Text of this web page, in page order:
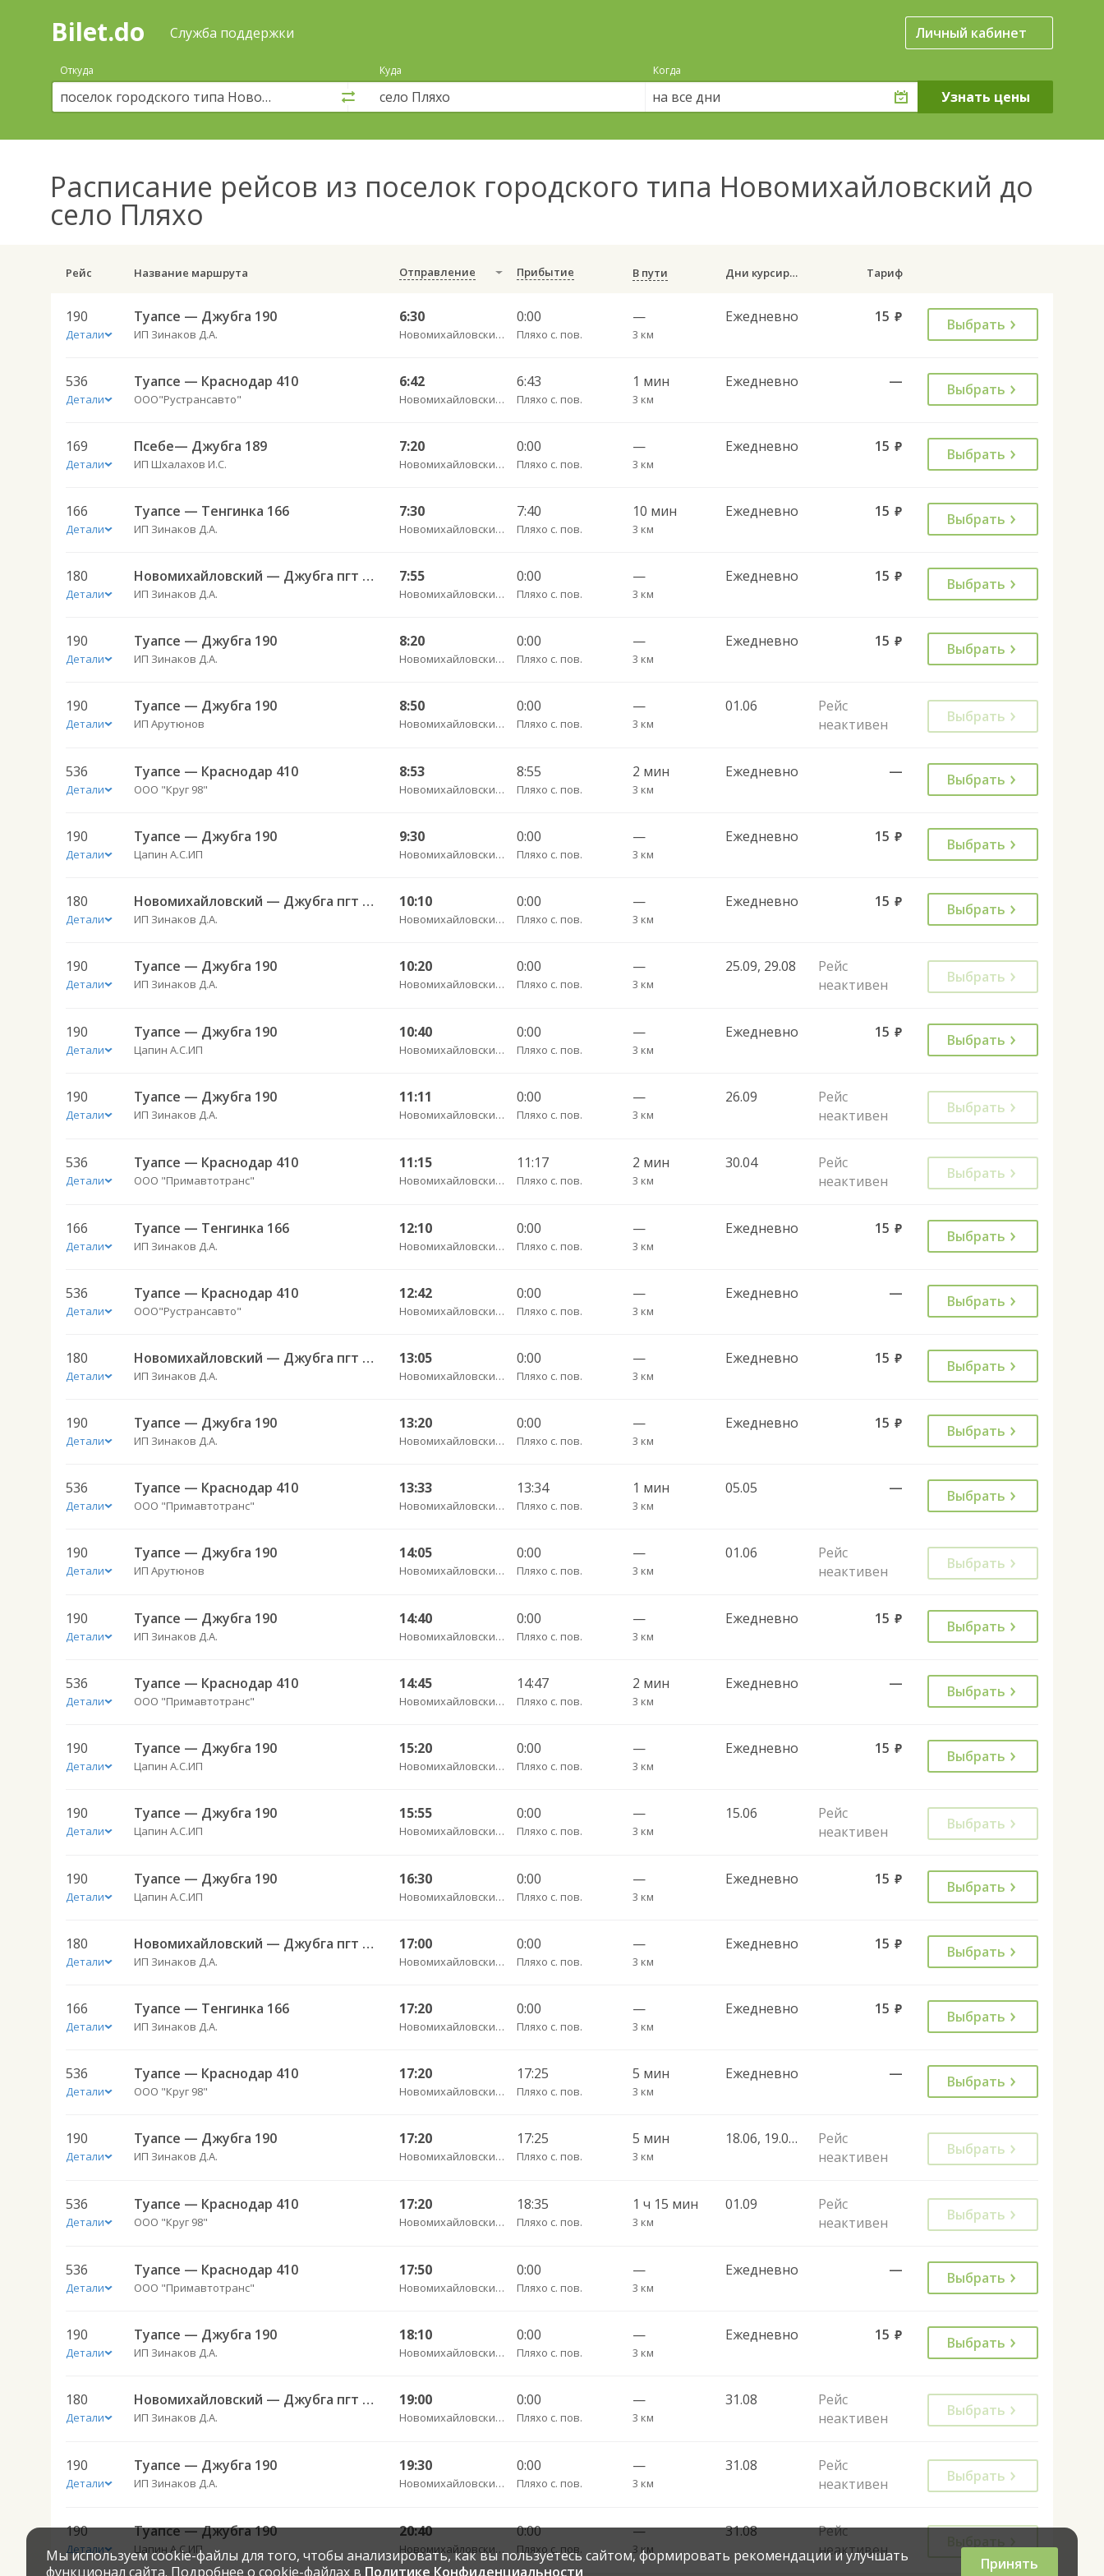
Поиск
покупка
билетов
автобус
онлайн
Bilet.do Служба поддержки Личный кабинет
Откуда Куда Когда
на все дни
Расписание рейсов из поселок городского типа Новомихайловский до
село Пляхо
Рейс Название маршрута Отправление Прибытие В пути Дни курсирования Тариф
190
Детали
Туапсе — Джубга 190
ИП Зинаков Д.А.
6:30
Новомихайловский пгт АС
0:00
Пляхо с. пов.
—
3 км
Ежедневно 15 руб. Выбрать
536
Детали
Туапсе — Краснодар 410
ООО"Рустрансавто"
6:42
Новомихайловский пгт АС
6:43
Пляхо с. пов.
1 мин
3 км
Ежедневно — Выбрать
169
Детали
Псебе— Джубга 189
ИП Шхалахов И.С.
7:20
Новомихайловский пгт АС
0:00
Пляхо с. пов.
—
3 км
Ежедневно 15 руб. Выбрать
166
Детали
Туапсе — Тенгинка 166
ИП Зинаков Д.А.
7:30
Новомихайловский пгт АС
7:40
Пляхо с. пов.
10 мин
3 км
Ежедневно 15 руб. Выбрать
180
Детали
Новомихайловский — Джубга пгт АС 180
ИП Зинаков Д.А.
7:55
Новомихайловский пгт АС
0:00
Пляхо с. пов.
—
3 км
Ежедневно 15 руб. Выбрать
190
Детали
Туапсе — Джубга 190
ИП Зинаков Д.А.
8:20
Новомихайловский пгт АС
0:00
Пляхо с. пов.
—
3 км
Ежедневно 15 руб. Выбрать
190
Детали
Туапсе — Джубга 190
ИП Арутюнов
8:50
Новомихайловский пгт АС
0:00
Пляхо с. пов.
—
3 км
01.06
Рейс
неактивен
Выбрать
536
Детали
Туапсе — Краснодар 410
ООО "Круг 98"
8:53
Новомихайловский пгт АС
8:55
Пляхо с. пов.
2 мин
3 км
Ежедневно — Выбрать
190
Детали
Туапсе — Джубга 190
Цапин А.С.ИП
9:30
Новомихайловский пгт АС
0:00
Пляхо с. пов.
—
3 км
Ежедневно 15 руб. Выбрать
180
Детали
Новомихайловский — Джубга пгт АС 180
ИП Зинаков Д.А.
10:10
Новомихайловский пгт АС
0:00
Пляхо с. пов.
—
3 км
Ежедневно 15 руб. Выбрать
190
Детали
Туапсе — Джубга 190
ИП Зинаков Д.А.
10:20
Новомихайловский пгт АС
0:00
Пляхо с. пов.
—
3 км
25.09, 29.08
Рейс
неактивен
Выбрать
190
Детали
Туапсе — Джубга 190
Цапин А.С.ИП
10:40
Новомихайловский пгт АС
0:00
Пляхо с. пов.
—
3 км
Ежедневно 15 руб. Выбрать
190
Детали
Туапсе — Джубга 190
ИП Зинаков Д.А.
11:11
Новомихайловский пгт АС
0:00
Пляхо с. пов.
—
3 км
26.09
Рейс
неактивен
Выбрать
536
Детали
Туапсе — Краснодар 410
ООО "Примавтотранс"
11:15
Новомихайловский пгт АС
11:17
Пляхо с. пов.
2 мин
3 км
30.04
Рейс
неактивен
Выбрать
166
Детали
Туапсе — Тенгинка 166
ИП Зинаков Д.А.
12:10
Новомихайловский пгт АС
0:00
Пляхо с. пов.
—
3 км
Ежедневно 15 руб. Выбрать
536
Детали
Туапсе — Краснодар 410
ООО"Рустрансавто"
12:42
Новомихайловский пгт АС
0:00
Пляхо с. пов.
—
3 км
Ежедневно — Выбрать
180
Детали
Новомихайловский — Джубга пгт АС 180
ИП Зинаков Д.А.
13:05
Новомихайловский пгт АС
0:00
Пляхо с. пов.
—
3 км
Ежедневно 15 руб. Выбрать
190
Детали
Туапсе — Джубга 190
ИП Зинаков Д.А.
13:20
Новомихайловский пгт АС
0:00
Пляхо с. пов.
—
3 км
Ежедневно 15 руб. Выбрать
536
Детали
Туапсе — Краснодар 410
ООО "Примавтотранс"
13:33
Новомихайловский пгт АС
13:34
Пляхо с. пов.
1 мин
3 км
05.05 — Выбрать
190
Детали
Туапсе — Джубга 190
ИП Арутюнов
14:05
Новомихайловский пгт АС
0:00
Пляхо с. пов.
—
3 км
01.06
Рейс
неактивен
Выбрать
190
Детали
Туапсе — Джубга 190
ИП Зинаков Д.А.
14:40
Новомихайловский пгт АС
0:00
Пляхо с. пов.
—
3 км
Ежедневно 15 руб. Выбрать
536
Детали
Туапсе — Краснодар 410
ООО "Примавтотранс"
14:45
Новомихайловский пгт АС
14:47
Пляхо с. пов.
2 мин
3 км
Ежедневно — Выбрать
190
Детали
Туапсе — Джубга 190
Цапин А.С.ИП
15:20
Новомихайловский пгт АС
0:00
Пляхо с. пов.
—
3 км
Ежедневно 15 руб. Выбрать
190
Детали
Туапсе — Джубга 190
Цапин А.С.ИП
15:55
Новомихайловский пгт АС
0:00
Пляхо с. пов.
—
3 км
15.06
Рейс
неактивен
Выбрать
190
Детали
Туапсе — Джубга 190
Цапин А.С.ИП
16:30
Новомихайловский пгт АС
0:00
Пляхо с. пов.
—
3 км
Ежедневно 15 руб. Выбрать
180
Детали
Новомихайловский — Джубга пгт АС 180
ИП Зинаков Д.А.
17:00
Новомихайловский пгт АС
0:00
Пляхо с. пов.
—
3 км
Ежедневно 15 руб. Выбрать
166
Детали
Туапсе — Тенгинка 166
ИП Зинаков Д.А.
17:20
Новомихайловский пгт АС
0:00
Пляхо с. пов.
—
3 км
Ежедневно 15 руб. Выбрать
536
Детали
Туапсе — Краснодар 410
ООО "Круг 98"
17:20
Новомихайловский пгт АС
17:25
Пляхо с. пов.
5 мин
3 км
Ежедневно — Выбрать
190
Детали
Туапсе — Джубга 190
ИП Зинаков Д.А.
17:20
Новомихайловский пгт АС
17:25
Пляхо с. пов.
5 мин
3 км
18.06, 19.06, 20.06
Рейс
неактивен
Выбрать
536
Детали
Туапсе — Краснодар 410
ООО "Круг 98"
17:20
Новомихайловский пгт АС
18:35
Пляхо с. пов.
1 ч 15 мин
3 км
01.09
Рейс
неактивен
Выбрать
536
Детали
Туапсе — Краснодар 410
ООО "Примавтотранс"
17:50
Новомихайловский пгт АС
0:00
Пляхо с. пов.
—
3 км
Ежедневно — Выбрать
190
Детали
Туапсе — Джубга 190
ИП Зинаков Д.А.
18:10
Новомихайловский пгт АС
0:00
Пляхо с. пов.
—
3 км
Ежедневно 15 руб. Выбрать
180
Детали
Новомихайловский — Джубга пгт АС 180
ИП Зинаков Д.А.
19:00
Новомихайловский пгт АС
0:00
Пляхо с. пов.
—
3 км
31.08
Рейс
неактивен
Выбрать
190
Детали
Туапсе — Джубга 190
ИП Зинаков Д.А.
19:30
Новомихайловский пгт АС
0:00
Пляхо с. пов.
—
3 км
31.08
Рейс
неактивен
Выбрать
190
Детали
Туапсе — Джубга 190
Цапин А.С.ИП
20:40
Новомихайловский пгт АС
0:00
Пляхо с. пов.
—
3 км
31.08
Рейс
неактивен
Мы используем cookie-файлы для того, чтобы анализировать, как вы пользуетесь сайтом, формировать рекомендации и улучшать
функционал сайта. Подробнее о cookie-файлах в Политике Конфиденциальности Принять